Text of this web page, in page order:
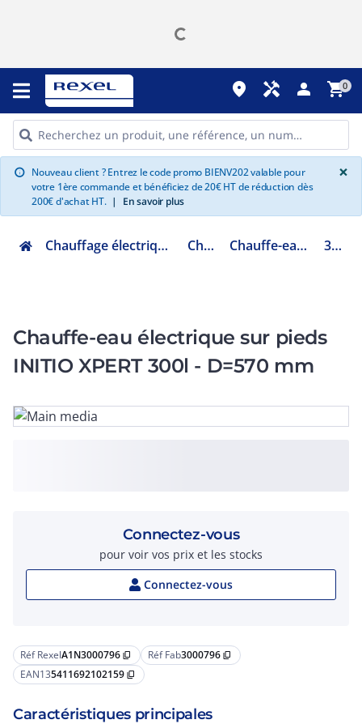
place handyman person shopping_cart0
info Nouveau client ? Entrez le code promo BIENV202 valable pour
votre 1ère commande et bénéficiez de 20€ HT de réduction dès
200€ d'achat HT. | En savoir plus
×
Chauffage électrique climatisation ventilation Chauffe eau Chauffe-eau électrique blindé 3000796
Chauffe-eau électrique sur pieds
INITIO XPERT 300l - D=570 mm
Réf RexelA1N3000796 content_copy Réf Fab3000796 content_copy
EAN135411692102159 content_copy
Caractéristiques principales
Connectez-vous
pour voir vos prix et les stocks
Connectez-vous